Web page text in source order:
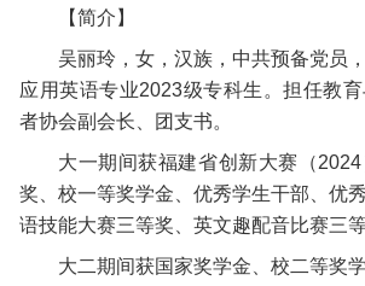
【简介】
吴丽玲，女，汉族，中共预备党员
应用英语专业2023级专科生。担任教
者协会副会长、团支书。
大一期间获福建省创新大赛（
奖、校一等奖学金、优秀学生干部、优
语技能大赛三等奖、英文趣配音比赛三等
大二期间获国家奖学金、校二等奖